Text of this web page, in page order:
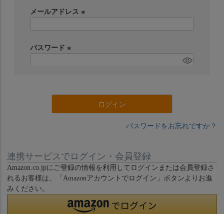
メールアドレス
パスワード
ログイン
パスワードをお忘れですか？
連携サービスでログイン・会員登録
Amazon.co.jpにご登録の情報を利用してログインまたは会員登録さ
れるお客様は、「Amazonアカウントでログイン」ボタンよりお進
みください。